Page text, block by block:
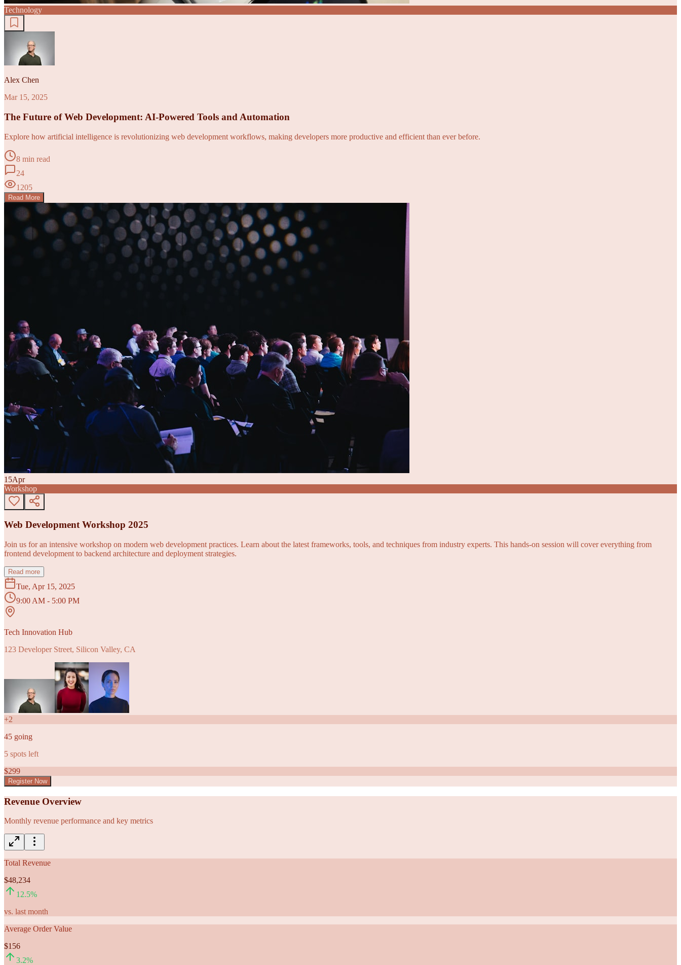
Technology
Alex Chen
Mar 15, 2025
The Future of Web Development: AI-Powered Tools and Automation
Explore how artificial intelligence is revolutionizing web development workflows, making developers more productive and efficient than ever before.
8 min read
24
1205
Read More
15Apr
Workshop
Web Development Workshop 2025
Join us for an intensive workshop on modern web development practices. Learn about the latest frameworks, tools, and techniques from industry experts. This hands-on session will cover everything from
frontend development to backend architecture and deployment strategies.
Read more
Tue, Apr 15, 2025
9:00 AM - 5:00 PM
Tech Innovation Hub
123 Developer Street, Silicon Valley, CA
+2
45 going
5 spots left
$299
Register Now
Revenue Overview
Monthly revenue performance and key metrics
Total Revenue
$48,234
12.5%
vs. last month
Average Order Value
$156
3.2%